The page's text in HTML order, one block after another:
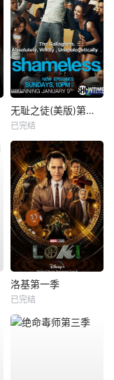
无耻之徒(美版)第一季
已完结
洛基第一季
已完结